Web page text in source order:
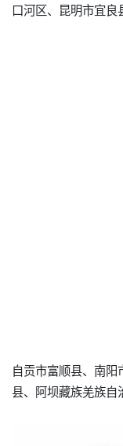
口河区、昆明市宜良
自贡市富顺县、南
县、阿坝藏族羌族自